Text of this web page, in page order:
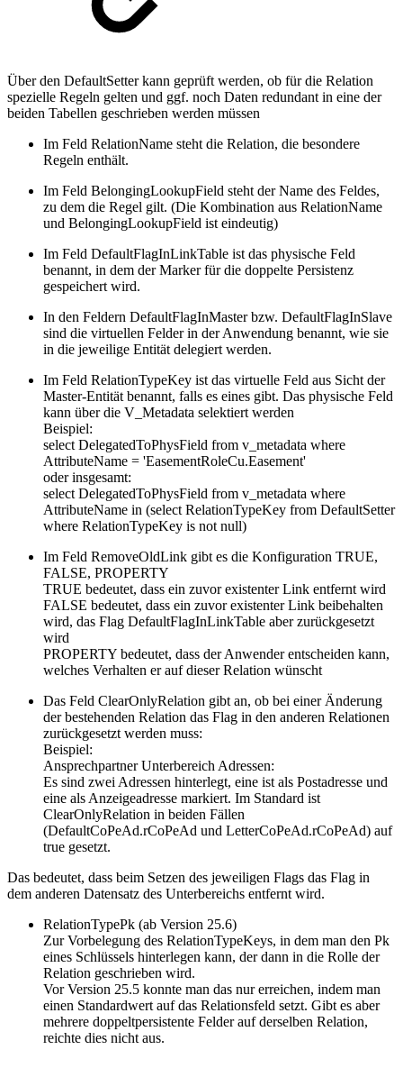
Über den DefaultSetter kann geprüft werden, ob für die Relation
spezielle Regeln gelten und ggf. noch Daten redundant in eine der
beiden Tabellen geschrieben werden müssen
Im Feld RelationName steht die Relation, die besondere
Regeln enthält.
Im Feld BelongingLookupField steht der Name des Feldes,
zu dem die Regel gilt. (Die Kombination aus RelationName
und BelongingLookupField ist eindeutig)
Im Feld DefaultFlagInLinkTable ist das physische Feld
benannt, in dem der Marker für die doppelte Persistenz
gespeichert wird.
In den Feldern DefaultFlagInMaster bzw. DefaultFlagInSlave
sind die virtuellen Felder in der Anwendung benannt, wie sie
in die jeweilige Entität delegiert werden.
Im Feld RelationTypeKey ist das virtuelle Feld aus Sicht der
Master-Entität benannt, falls es eines gibt. Das physische Feld
kann über die V_Metadata selektiert werden
Beispiel:
select DelegatedToPhysField from v_metadata where
AttributeName = 'EasementRoleCu.Easement'
oder insgesamt:
select DelegatedToPhysField from v_metadata where
AttributeName in (select RelationTypeKey from DefaultSetter
where RelationTypeKey is not null)
Im Feld RemoveOldLink gibt es die Konfiguration TRUE,
FALSE, PROPERTY
TRUE bedeutet, dass ein zuvor existenter Link entfernt wird
FALSE bedeutet, dass ein zuvor existenter Link beibehalten
wird, das Flag DefaultFlagInLinkTable aber zurückgesetzt
wird
PROPERTY bedeutet, dass der Anwender entscheiden kann,
welches Verhalten er auf dieser Relation wünscht
Das Feld ClearOnlyRelation gibt an, ob bei einer Änderung
der bestehenden Relation das Flag in den anderen Relationen
zurückgesetzt werden muss:
Beispiel:
Ansprechpartner Unterbereich Adressen:
Es sind zwei Adressen hinterlegt, eine ist als Postadresse und
eine als Anzeigeadresse markiert. Im Standard ist
ClearOnlyRelation in beiden Fällen
(DefaultCoPeAd.rCoPeAd und LetterCoPeAd.rCoPeAd) auf
true gesetzt.
Das bedeutet, dass beim Setzen des jeweiligen Flags das Flag in
dem anderen Datensatz des Unterbereichs entfernt wird.
RelationTypePk (ab Version 25.6)
Zur Vorbelegung des RelationTypeKeys, in dem man den Pk
eines Schlüssels hinterlegen kann, der dann in die Rolle der
Relation geschrieben wird.
Vor Version 25.5 konnte man das nur erreichen, indem man
einen Standardwert auf das Relationsfeld setzt. Gibt es aber
mehrere doppeltpersistente Felder auf derselben Relation,
reichte dies nicht aus.